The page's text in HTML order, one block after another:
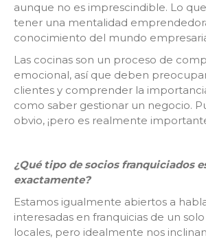
aunque no es imprescindible. Lo
tener una mentalidad
conocimiento del mundo
Las cocinas son un proceso de
emocional, así que deben
clientes y comprender la
como saber gestionar un negocio.
obvio, ¡pero es realmente
¿Qué tipo de socios franquiciados
exactamente?
Estamos igualmente abiertos a
interesadas en franquicias de un
locales, pero idealmente nos